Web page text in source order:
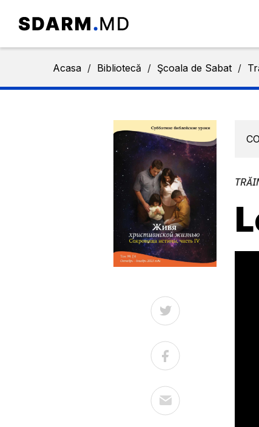
Acasa / Bibliotecă / Şcoala de Sabat /